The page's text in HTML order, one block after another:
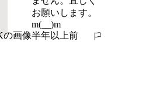
お願いします。
m(__)m
半年以上前
報告する